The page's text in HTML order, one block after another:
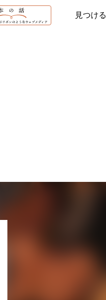
見つける